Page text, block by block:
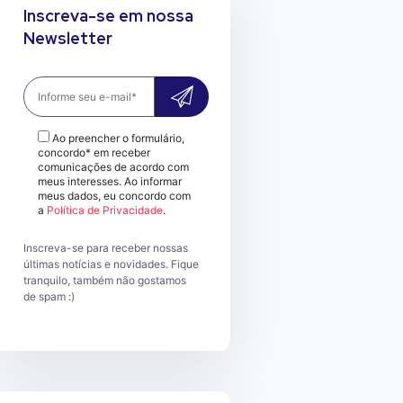
Inscreva-se em nossa
Newsletter
Ao preencher o formulário,
concordo* em receber
comunicações de acordo com
meus interesses. Ao informar
meus dados, eu concordo com
a Política de Privacidade.
Inscreva-se para receber nossas
últimas notícias e novidades. Fique
tranquilo, também não gostamos
de spam :)